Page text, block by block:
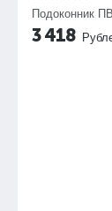
Подоконник
3 418